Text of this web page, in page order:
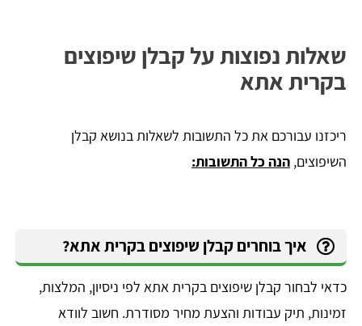
שאלות נפוצות על קבלן שיפוצים
בקרית אתא
ריכזנו עבורכם את כל התשובות לשאלות בנושא קבלן
השיפוצים, הנה כל התשובות:
איך בוחרים קבלן שיפוצים בקרית אתא?
כדאי לבחור קבלן שיפוצים בקרית אתא לפי ניסיון, המלצות,
זמינות, תיק עבודות והצעת מחיר מסודרת. חשוב לוודא